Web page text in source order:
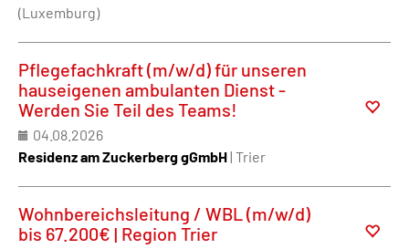
(Luxemburg)
Pflegefachkraft (m/w/d) für unseren
hauseigenen ambulanten Dienst -
Werden Sie Teil des Teams!
04.08.2026
Residenz am Zuckerberg gGmbH| Trier
Wohnbereichsleitung / WBL (m/w/d)
bis 67.200€ | Region Trier